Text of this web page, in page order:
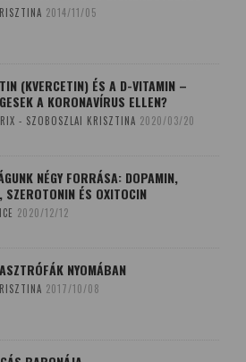
2014/11/05
(KVERCETIN) ÉS A D-VITAMIN –
A KORONAVÍRUS ELLEN?
- SZOBOSZLAI KRISZTINA 2020/03/20
NÉGY FORRÁSA: DOPAMIN,
SZEROTONIN ÉS OXITOCIN
2020/12/12
NYOMÁBAN
2017/10/08